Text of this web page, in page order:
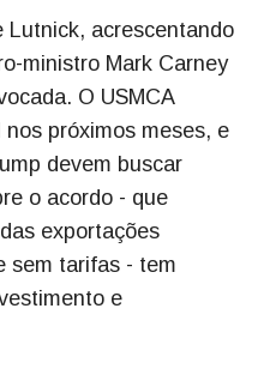
Lutnick, acrescentando
ministro Mark Carney
O USMCA
próximos meses, e
devem buscar
o acordo - que
exportações
sem tarifas - tem
e